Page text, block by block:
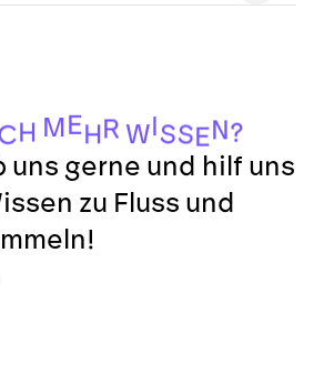
H M EH R W SSE N ?
uns gerne und hilf uns
zu Fluss und